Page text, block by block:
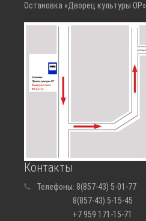
Остановка «Дворец культуры
Контакты
Телефоны: 8(857-43) 5-01-77
8(857-43) 5-15-45
+7 959 171-15-71